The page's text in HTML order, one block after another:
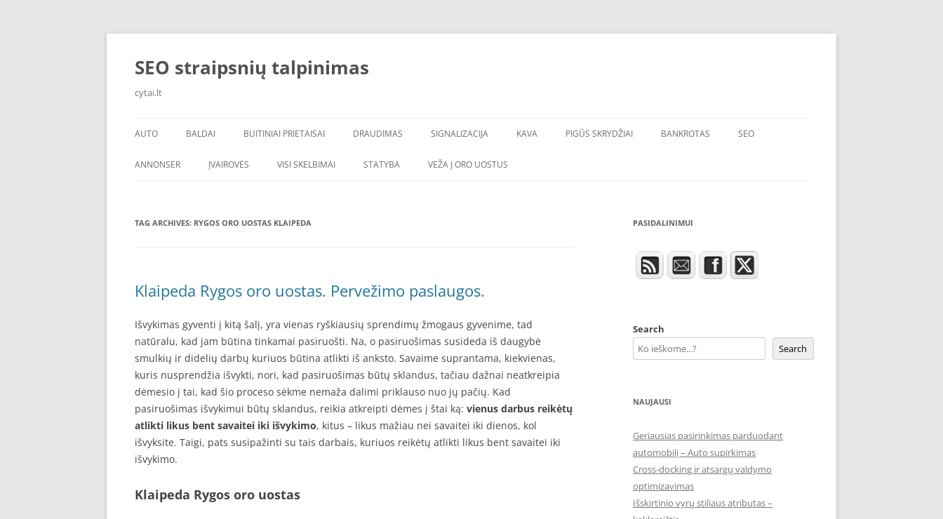
Skip
SEO straipsnių talpinimas
cytai.lt
AUTO
PADANGOS
BALDAI BUITINIAI PRIETAISAI DRAUDIMAS SIGNALIZACIJA KAVA PIGŪS SKRYDŽIAI BANKROTAS SEO
ANNONSER ĮVAIROVĖS VISI SKELBIMAI STATYBA VEŽA Į ORO UOSTUS
TAG ARCHIVES: RYGOS ORO UOSTAS KLAIPEDA
Klaipeda Rygos oro uostas. Pervežimo paslaugos.
Išvykimas gyventi į kitą šalį, yra vienas ryškiausių sprendimų žmogaus gyvenime, tad
natūralu, kad jam būtina tinkamai pasiruošti. Na, o pasiruošimas susideda iš daugybė
smulkių ir didelių darbų kuriuos būtina atlikti iš anksto. Savaime suprantama, kiekvienas,
kuris nusprendžia išvykti, nori, kad pasiruošimas būtų sklandus, tačiau dažnai neatkreipia
dėmesio į tai, kad šio proceso sėkme nemaža dalimi priklauso nuo jų pačių. Kad
pasiruošimas išvykimui būtų sklandus, reikia atkreipti dėmes į štai ką: vienus darbus reikėtų
atlikti likus bent savaitei iki išvykimo, kitus – likus mažiau nei savaitei iki dienos, kol
išvyksite. Taigi, pats susipažinti su tais darbais, kuriuos reikėtų atlikti likus bent savaitei iki
išvykimo.
Klaipeda Rygos oro uostas
PASIDALINIMUI
Search
Search
NAUJAUSI
Geriausias pasirinkimas parduodant
automobilį – Auto supirkimas
Cross-docking ir atsargų valdymo
optimizavimas
Išskirtinio vyrų stiliaus atributas –